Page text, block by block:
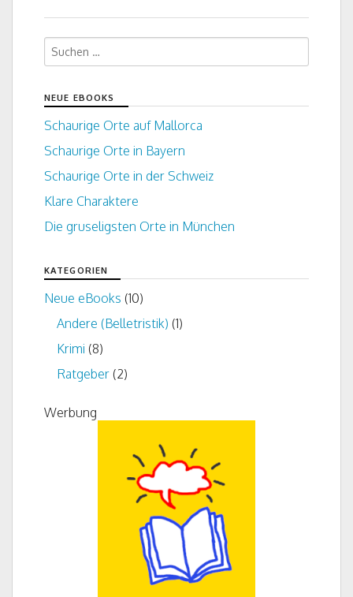
Suchen
NEUE EBOOKS
Schaurige Orte auf Mallorca
Schaurige Orte in Bayern
Schaurige Orte in der Schweiz
Klare Charaktere
Die gruseligsten Orte in München
KATEGORIEN
Neue eBooks (10)
Andere (Belletristik) (1)
Krimi (8)
Ratgeber (2)
Werbung